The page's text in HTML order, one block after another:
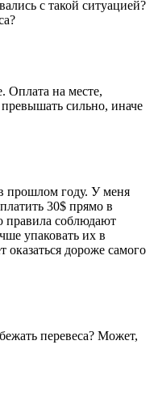
с такой ситуацией?
Оплата на месте,
сильно, иначе
прошлом году. У меня
30$ прямо в
правила соблюдают
упаковать их в
оказаться дороже самого
перевеса? Может,